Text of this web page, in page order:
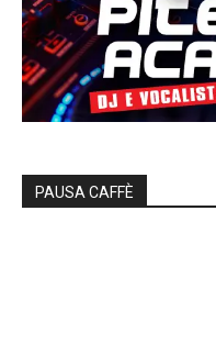
PAUSA CAFFÈ